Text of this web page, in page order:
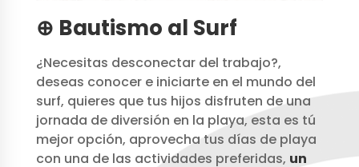
⊕ Bautismo al Surf
¿Necesitas desconectar del trabajo?,
deseas conocer e iniciarte en el mundo del
surf, quieres que tus hijos disfruten de una
jornada de diversión en la playa, esta es tú
mejor opción, aprovecha tus días de playa
con una de las actividades preferidas, un